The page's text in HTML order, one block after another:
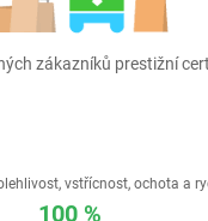
zákazníků prestižní
vstřícnost, ochota a
100 %